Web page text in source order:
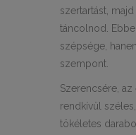
szertartást,
táncolnod.
szépsége,
szempont.
Szerencsére,
rendkívül
tökéletes